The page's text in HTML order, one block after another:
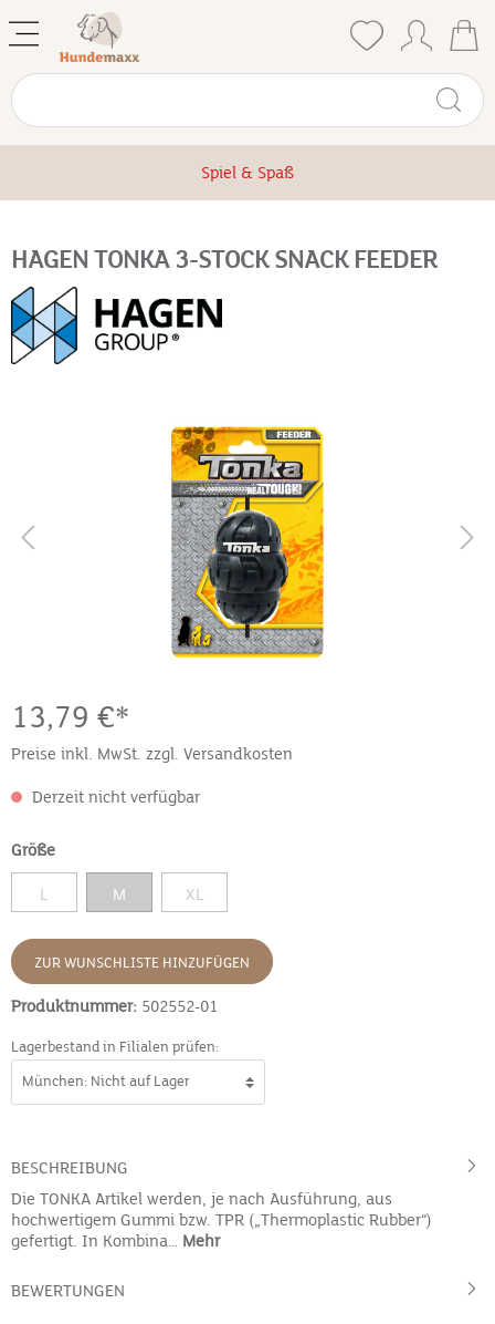
Spiel & Spaß
HAGEN TONKA 3-STOCK SNACK FEEDER
13,79 €*
Preise inkl. MwSt. zzgl. Versandkosten
Derzeit nicht verfügbar
Größe
L M XL
ZUR WUNSCHLISTE HINZUFÜGEN
Produktnummer: 502552-01
Lagerbestand in Filialen prüfen:
BESCHREIBUNG
Die TONKA Artikel werden, je nach Ausführung, aus
hochwertigem Gummi bzw. TPR („Thermoplastic Rubber“)
gefertigt. In Kombina… Mehr
BEWERTUNGEN